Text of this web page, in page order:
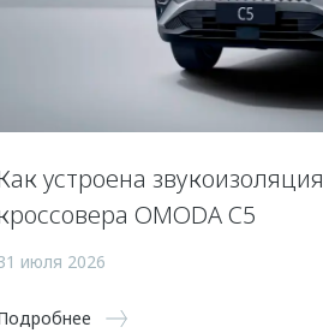
устроена звукоизоляция
OMODA C5
июля 2026